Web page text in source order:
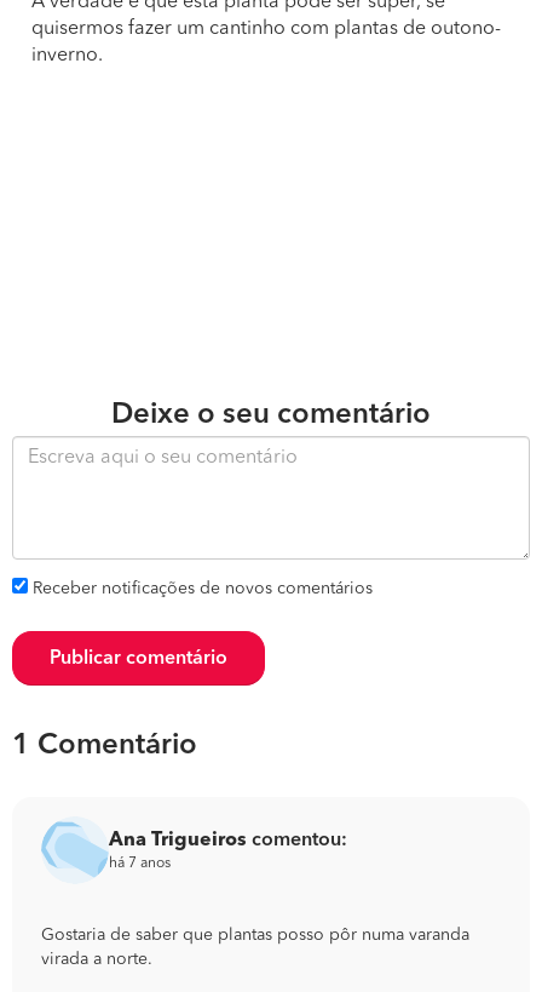
quisermos fazer um cantinho com plantas de outono-
inverno.
Deixe o seu comentário
Receber notificações de novos comentários
Publicar comentário
1 Comentário
Ana Trigueiros comentou:
há 7 anos
Gostaria de saber que plantas posso pôr numa varanda
virada a norte.